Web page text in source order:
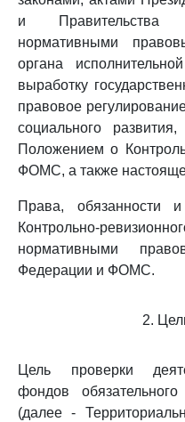
и Правительства
нормативными
органа
выработку
правовое
социального
Положением о
ФОМС, а также
Права, обязанности
Контрольно-
нормативными
Федерации и ФОМС.
2.
Цель проверки
фондов
(далее -